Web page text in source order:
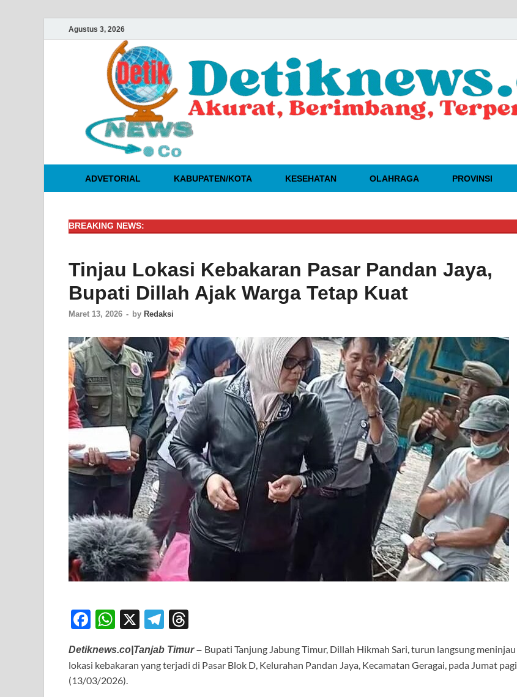
Agustus 3, 2026
ADVETORIAL KABUPATEN/KOTA KESEHATAN OLAHRAGA PROVINSI
BREAKING NEWS:
Tinjau Lokasi Kebakaran Pasar Pandan Jaya,
Bupati Dillah Ajak Warga Tetap Kuat
Maret 13, 2026 - by Redaksi
F
e
b
W
at
s
X
T
e
gr
e
Detiknews.co|Tanjab Timur – Bupati Tanjung Jabung Timur, Dillah Hikmah Sari, turun langsung meninjau
lokasi kebakaran yang terjadi di Pasar Blok D, Kelurahan Pandan Jaya, Kecamatan Geragai, pada Jumat pagi
(13/03/2026).